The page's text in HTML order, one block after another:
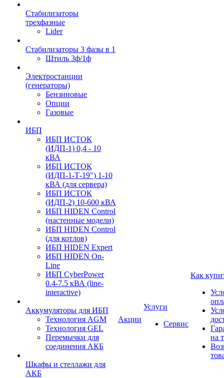
Стабилизаторы
трехфазные
Lider
Стабилизаторы 3 фазы в 1
Штиль 3ф/1ф
Электростанции
(генераторы)
Бензиновые
Опции
Газовые
ИБП
ИБП ИСТОК
(ИДП-1) 0,4 - 10
кВА
ИБП ИСТОК
(ИДП-1-Т-19") 1-10
кВА (для сервера)
ИБП ИСТОК
(ИДП-2) 10-600 кВА
ИБП HIDEN Control
(настенные модели)
ИБП HIDEN Control
(для котлов)
ИБП HIDEN Expert
ИБП HIDEN On-
Line
ИБП CyberPower
0.4-7.5 кВА (line-
interactive)
Аккумуляторы для ИБП
Технология AGM
Технология GEL
Перемычки для
соединения АКБ
Шкафы и стеллажи для
АКБ
Акции
Услуги
Сервис
Как
на